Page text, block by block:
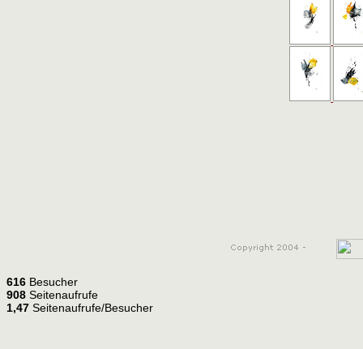
616 Besucher
908 Seitenaufrufe
1,47 Seitenaufrufe/Besucher